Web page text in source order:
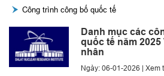
Công trình công bố quốc tế
Danh mục các
quốc tế năm
nhân
Ngày: 06-01-2026 | Xem